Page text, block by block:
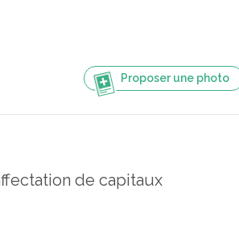
Proposer une photo
de capitaux